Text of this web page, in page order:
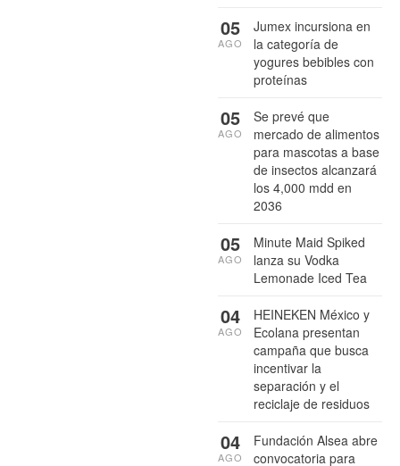
Jumex incursiona en
la categoría de
yogures bebibles con
proteínas
05
AGO
Se prevé que
mercado de alimentos
para mascotas a base
de insectos alcanzará
los 4,000 mdd en
2036
05
AGO
Minute Maid Spiked
lanza su Vodka
Lemonade Iced Tea
05
AGO
HEINEKEN México y
Ecolana presentan
campaña que busca
incentivar la
separación y el
reciclaje de residuos
04
AGO
Fundación Alsea abre
convocatoria para
04
AGO